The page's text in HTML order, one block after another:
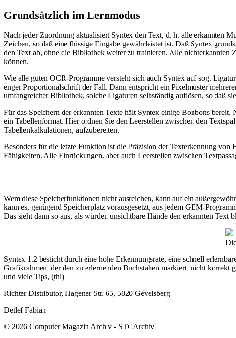
Grundsätzlich im Lernmodus
Nach jeder Zuordnung aktualisiert Syntex den Text, d. h. alle erkannten
Zeichen, so daß eine flüssige Eingabe gewährleistet ist. Daß Syntex
den Text ab, ohne die Bibliothek weiter zu trainieren. Alle nichterkannten
können.
Wie alle guten OCR-Programme versteht sich auch Syntex auf sog.
enger Proportionalschrift der Fall. Dann entspricht ein Pixelmuster
umfangreicher Bibliothek, solche Ligaturen selbständig auflösen, so daß
Für das Speichern der erkannten Texte hält Syntex einige Bonbons
ein Tabellenformat. Hier ordnen Sie den Leerstellen zwischen den
Tabellenkalkulationen, aufzubereiten.
Besonders für die letzte Funktion ist die Präzision der Texterkennung von
Fähigkeiten. Alle Einrückungen, aber auch Leerstellen zwischen
Wem diese Speicherfunktionen nicht ausreichen, kann auf ein
kann es, genügend Speicherplatz vorausgesetzt, aus jedem GEM-
Das sieht dann so aus, als würden unsichtbare Hände den erkannten
Syntex 1.2 besticht durch eine hohe Erkennungsrate, eine schnell
Grafikrahmen, der den zu erlernenden Buchstaben markiert, nicht
und viele Tips, (thl)
Richter Distributor, Hagener Str. 65, 5820 Gevelsberg
Detlef Fabian
© 2026 Computer Magazin Archiv - STCArchiv